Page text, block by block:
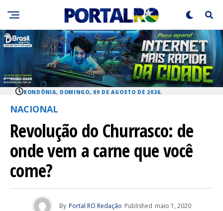
RONDÔNIA, DOMINGO, 09 DE AGOSTO DE 2026.
NACIONAL
Revolução do Churrasco: de
onde vem a carne que você
come?
By Portal RO Redação Published maio 1, 2020